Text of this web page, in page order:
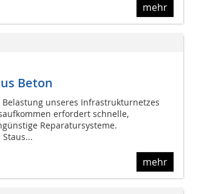
mehr
Beton
unseres Infrastrukturnetzes
erfordert schnelle,
Reparatursysteme.
mehr